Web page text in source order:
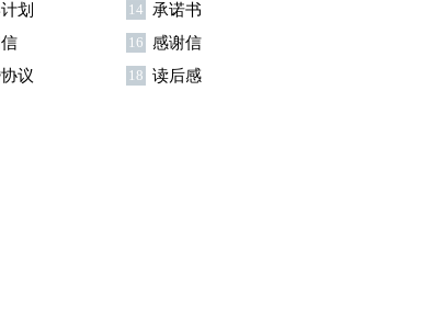
总结15篇
划 14 承诺书
16 感谢信
议 18 读后感